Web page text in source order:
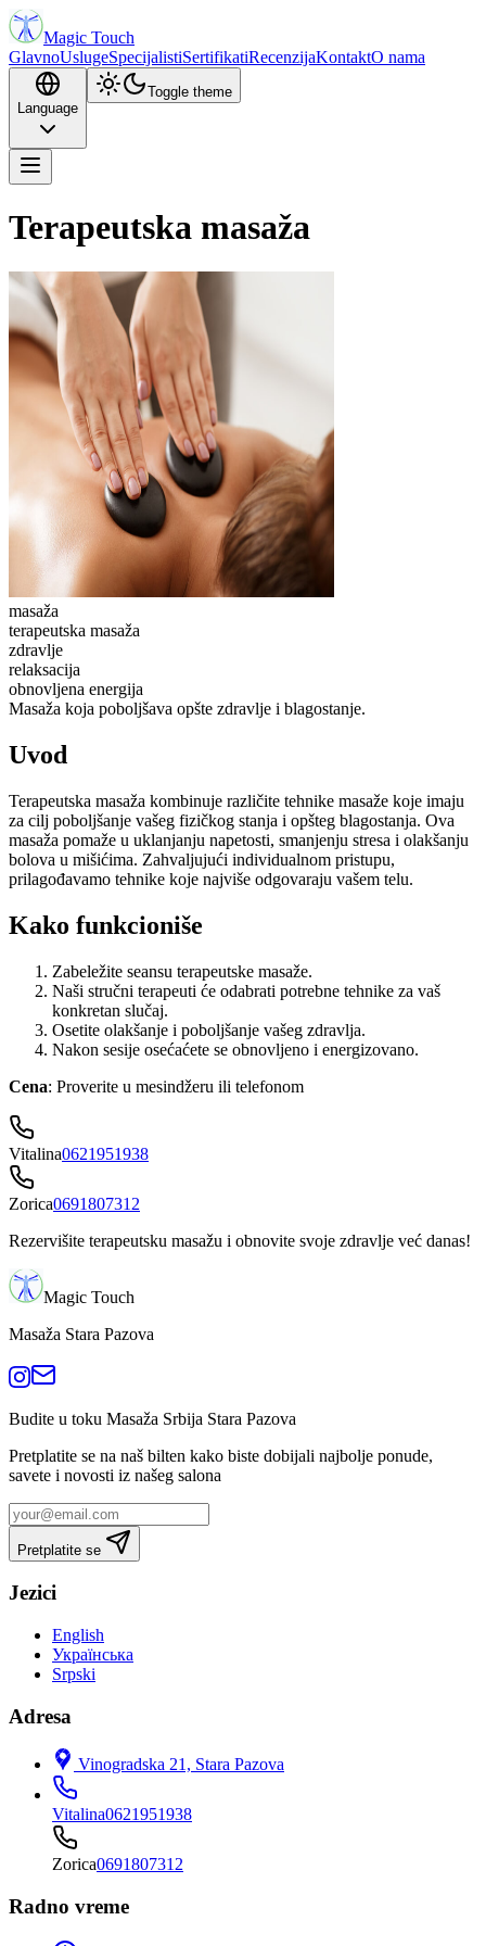
Magic Touch
GlavnoUslugeSpecijalistiSertifikatiRecenzijaKontaktO nama
Language
Toggle theme
Terapeutska masaža
masaža
terapeutska masaža
zdravlje
relaksacija
obnovljena energija
Masaža koja poboljšava opšte zdravlje i blagostanje.
Uvod
Terapeutska masaža kombinuje različite tehnike masaže koje imaju
za cilj poboljšanje vašeg fizičkog stanja i opšteg blagostanja. Ova
masaža pomaže u uklanjanju napetosti, smanjenju stresa i olakšanju
bolova u mišićima. Zahvaljujući individualnom pristupu,
prilagođavamo tehnike koje najviše odgovaraju vašem telu.
Kako funkcioniše
Zabeležite seansu terapeutske masaže.
Naši stručni terapeuti će odabrati potrebne tehnike za vaš
konkretan slučaj.
Osetite olakšanje i poboljšanje vašeg zdravlja.
Nakon sesije osećaćete se obnovljeno i energizovano.
Cena: Proverite u mesindžeru ili telefonom
Vitalina0621951938
Zorica0691807312
Rezervišite terapeutsku masažu i obnovite svoje zdravlje već danas!
Magic Touch
Masaža Stara Pazova
Budite u toku Masaža Srbija Stara Pazova
Pretplatite se na naš bilten kako biste dobijali najbolje ponude,
savete i novosti iz našeg salona
Pretplatite se
Jezici
English
Українська
Srpski
Adresa
Vinogradska 21, Stara Pazova
Vitalina0621951938
Zorica0691807312
Radno vreme